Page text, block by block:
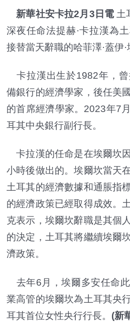
新華社安卡拉2月3日電土
深夜任命法提赫·卡拉漢為
接替當天辭職的哈菲澤·蓋伊·
卡拉漢出生於1982年，
備銀行的經濟學家，後任美
的首席經濟學家。2023年7
耳其中央銀行副行長。
卡拉漢的任命是在埃爾坎
小時後做出的。埃爾坎當天
土耳其的經濟數據和通脹指
的經濟政策已經取得成效。
克表示，埃爾坎辭職是其個
的決定，土耳其將繼續埃爾
濟政策。
去年6月，埃爾多安任命
業高管的埃爾坎為土耳其央
耳其首位女性央行行長。 (新